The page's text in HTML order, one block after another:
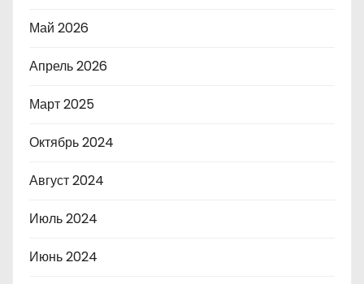
Май 2026
Апрель 2026
Март 2025
Октябрь 2024
Август 2024
Июль 2024
Июнь 2024